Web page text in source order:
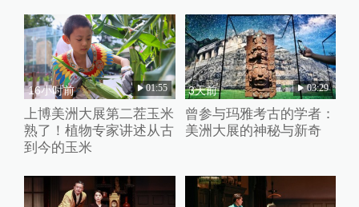
16小时前 01:55
上博美洲大展第二茬玉米
熟了！植物专家讲述从古
到今的玉米
3天前 03:29
曾参与玛雅考古的学者：
美洲大展的神秘与新奇